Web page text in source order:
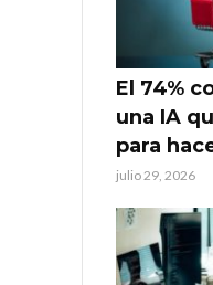
El 74%
una IA
para
julio 29, 2026